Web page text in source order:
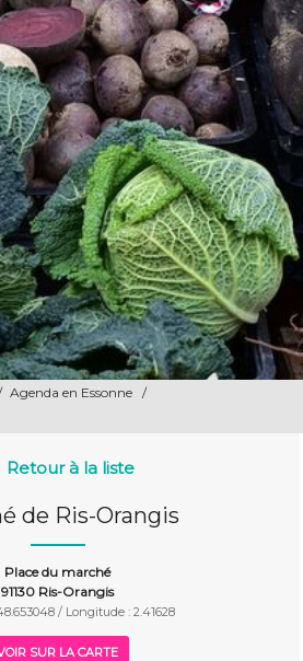
Agenda en Essonne
/
Retour à la liste
de Ris-Orangis
Place du marché
91130 Ris-Orangis
/ Longitude : 2.41628
SUR LA CARTE